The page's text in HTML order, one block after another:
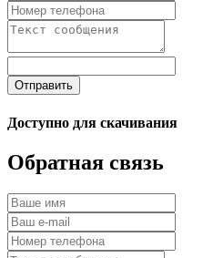
Отправить
Доступно для скачивания
Обратная связь